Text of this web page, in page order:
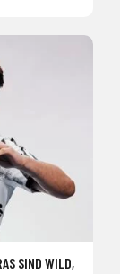
SIND WILD,